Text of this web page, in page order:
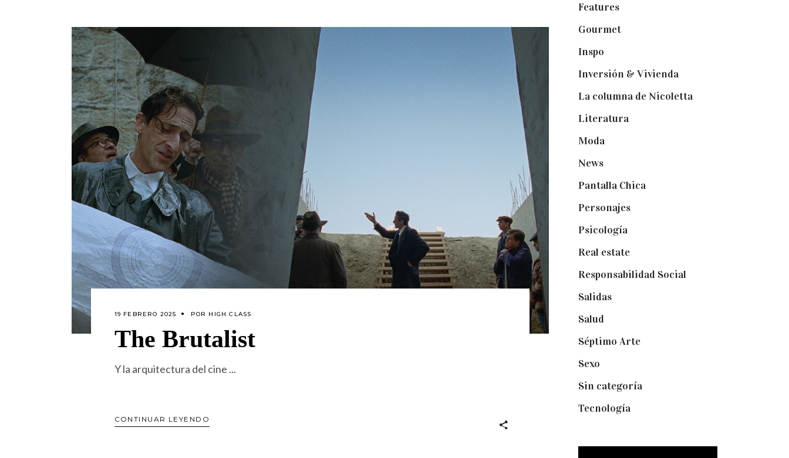
19 FEBRERO 2025 POR HIGH CLASS
The Brutalist
Y la arquitectura del cine
CONTINUAR LEYENDO
Features(29)
Gourmet(102)
Inspo
Inversión & Vivienda(5)
La columna de Nicoletta(5)
Literatura(1)
Moda(84)
News(24)
Pantalla Chica(22)
Personajes(9)
Psicología(60)
Real estate(7)
Responsabilidad Social
Salidas(16)
Salud
Séptimo Arte(40)
Sexo
Sin categoría(2)
Tecnología(3)